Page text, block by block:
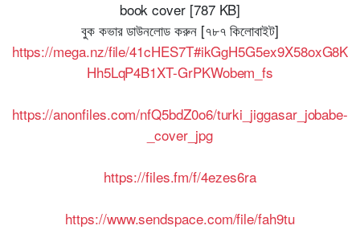
book cover [787 KB]
বুক কভার ডাউনলোড করুন [৭৮৭ কিলোবাইট]
https://mega.nz/file/41cHES7T#ikGgH5G5ex9X58oxG8K
Hh5LqP4B1XT-GrPKWobem_fs
https://anonfiles.com/nfQ5bdZ0o6/turki_jiggasar_jobabe-
_cover_jpg
https://files.fm/f/4ezes6ra
https://www.sendspace.com/file/fah9tu